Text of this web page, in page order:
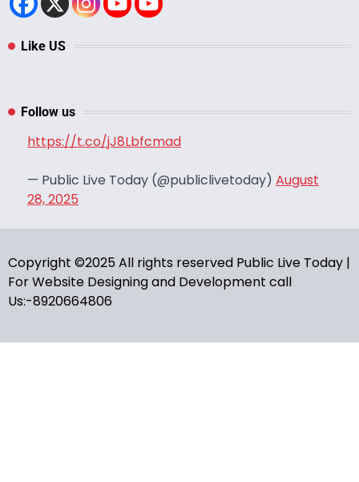
Like US
Follow us
https://t.co/jJ8Lbfcmad
— Public Live Today (@publiclivetoday) August
28, 2025
Copyright ©2025 All rights reserved Public Live Today |
For Website Designing and Development call
Us:-8920664806